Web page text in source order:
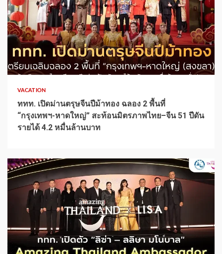
1 min read
VACATION
ททท. เปิดม่านตรุษจีนปีม้าทอง ฉลอง 2 พื้นที่
“กรุงเทพฯ-หาดใหญ่” สะท้อนมิตรภาพไทย–จีน 51 ปีดัน
รายได้ 4.2 หมื่นล้านบาท